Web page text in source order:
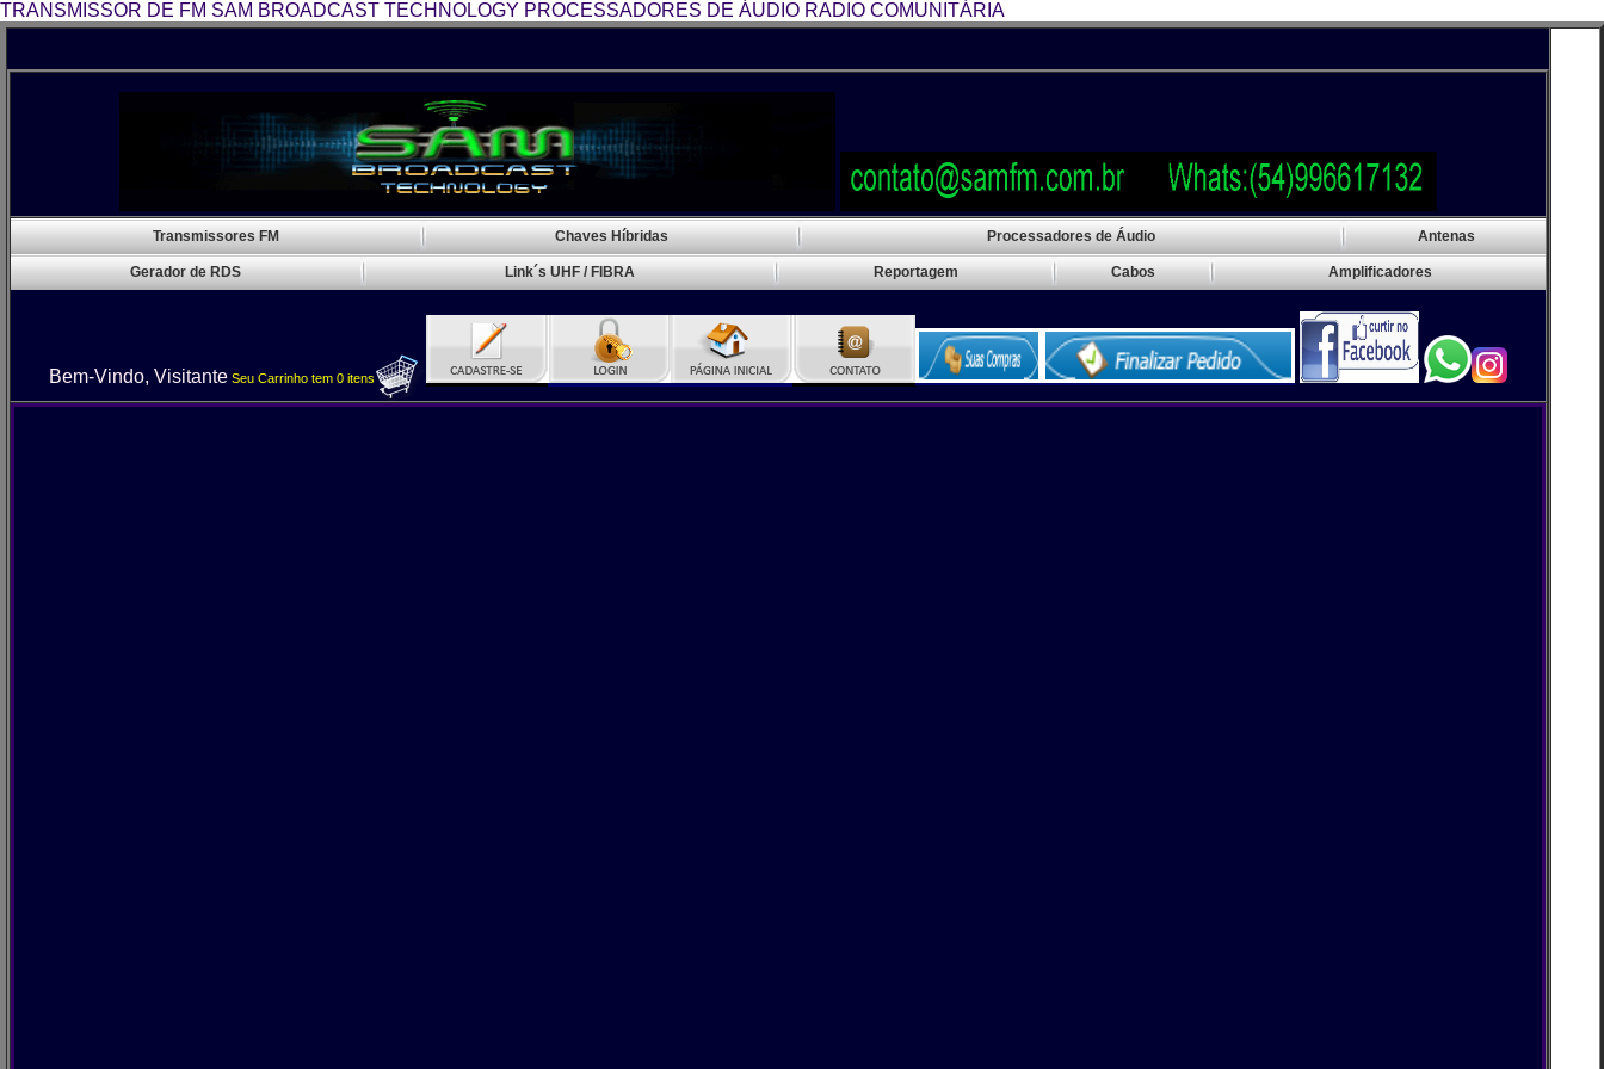
TRANSMISSOR DE FM SAM BROADCAST TECHNOLOGY PROCESSADORES DE ÁUDIO RADIO COMUNITÁRIA
Transmissores FM Chaves Híbridas Processadores de Áudio Antenas
Gerador de RDS Link´s UHF / FIBRA Reportagem Cabos Amplificadores
Bem-Vindo, Visitante Seu Carrinho tem 0 itens